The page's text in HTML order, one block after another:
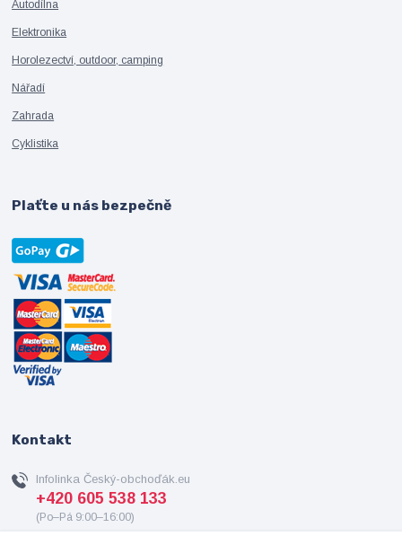
Autodílna
Elektronika
Horolezectví, outdoor, camping
Nářadí
Zahrada
Cyklistika
Plaťte u nás bezpečně
Kontakt
Infolinka Český-obchoďák.eu
+420 605 538 133
(Po–Pá 9:00–16:00)